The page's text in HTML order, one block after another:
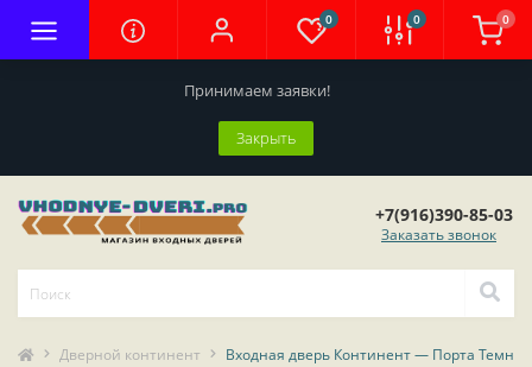
Принимаем заявки!
Закрыть
0 0 0
+7(916)390-85-03
Заказать звонок
Дверной континент Входная дверь Континент — Порта